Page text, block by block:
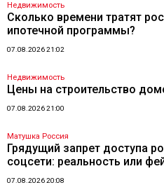
Недвижимость
Сколько времени тратят
ипотечной программы?
07.08.2026 21:02
Недвижимость
Цены на строительство
07.08.2026 21:00
Матушка Россия
Грядущий запрет доступа
соцсети: реальность или
07.08.2026 20:08